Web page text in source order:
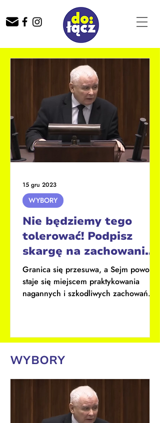
Nie będziemy tego
tolerować! Podpisz
skargę na zachowanie
posła Jarosława
Kaczyńskiego
Granica się przesuwa, a Sejm powoli
staje się miejscem praktykowania
nagannych i szkodliwych zachowań.
WYBORY
15 gru 2023
WYBORY